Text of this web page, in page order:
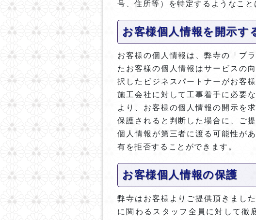
号、住所等）を特定するようなこと
お客様個人情報を開示す
お客様の個人情報は、弊寺の「プ
たお客様の個人情報はサービスの
択したビジネスパートナーがお客
施工会社に対して工事着手に必要
より、お客様の個人情報の開示を
保護されると判断した場合に、ご
個人情報が第三者に渡る可能性が
有を拒否することができます。
お客様個人情報の保護
弊寺はお客様よりご提供頂きまし
に関わるスタッフ全員に対して徹